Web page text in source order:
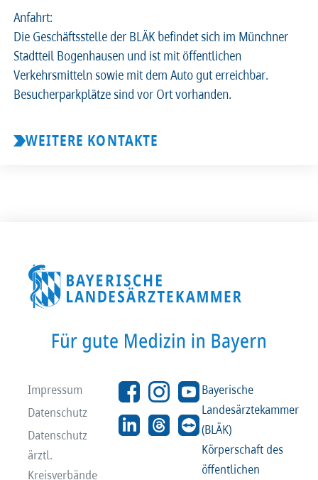
Anfahrt:
Die Geschäftsstelle der BLÄK befindet sich im Münchner
Stadtteil Bogenhausen und ist mit öffentlichen
Verkehrsmitteln sowie mit dem Auto gut erreichbar.
Besucherparkplätze sind vor Ort vorhanden.
WEITERE KONTAKTE
Impressum
Datenschutz
Datenschutz
ärztl.
Kreisverbände
Bayerische
Landesärztekammer
(BLÄK)
Körperschaft des
öffentlichen